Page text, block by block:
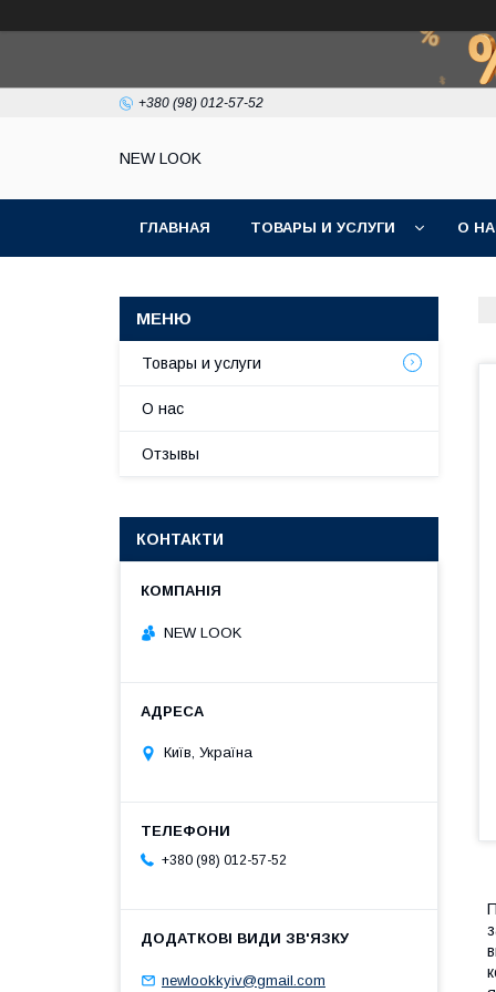
+380 (98) 012-57-52
NEW LOOK
ГЛАВНАЯ ТОВАРЫ И УСЛУГИ О
Товары и услуги
О нас
Отзывы
КОНТАКТИ
NEW LOOK
Київ, Україна
+380 (98) 012-57-52
newlookkyiv@gmail.com